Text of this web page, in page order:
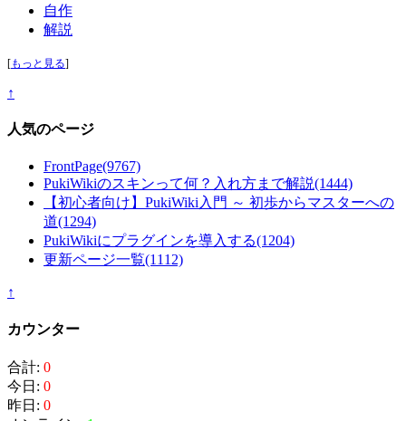
自作
解説
[もっと見る]
↑
人気のページ
FrontPage(9767)
PukiWikiのスキンって何？入れ方まで解説(1444)
【初心者向け】PukiWiki入門 ～ 初歩からマスターへの
道(1294)
PukiWikiにプラグインを導入する(1204)
更新ページ一覧(1112)
↑
カウンター
合計: 0
今日: 0
昨日: 0